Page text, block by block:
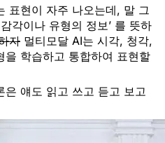
표현이 자주 나오는데, 말 그
각이나 유형의 정보’ 를 뜻하
자 멀티모달 AI는 시각, 청각,
을 학습하고 통합하여 표현할
은 얘도 읽고 쓰고 듣고 보고